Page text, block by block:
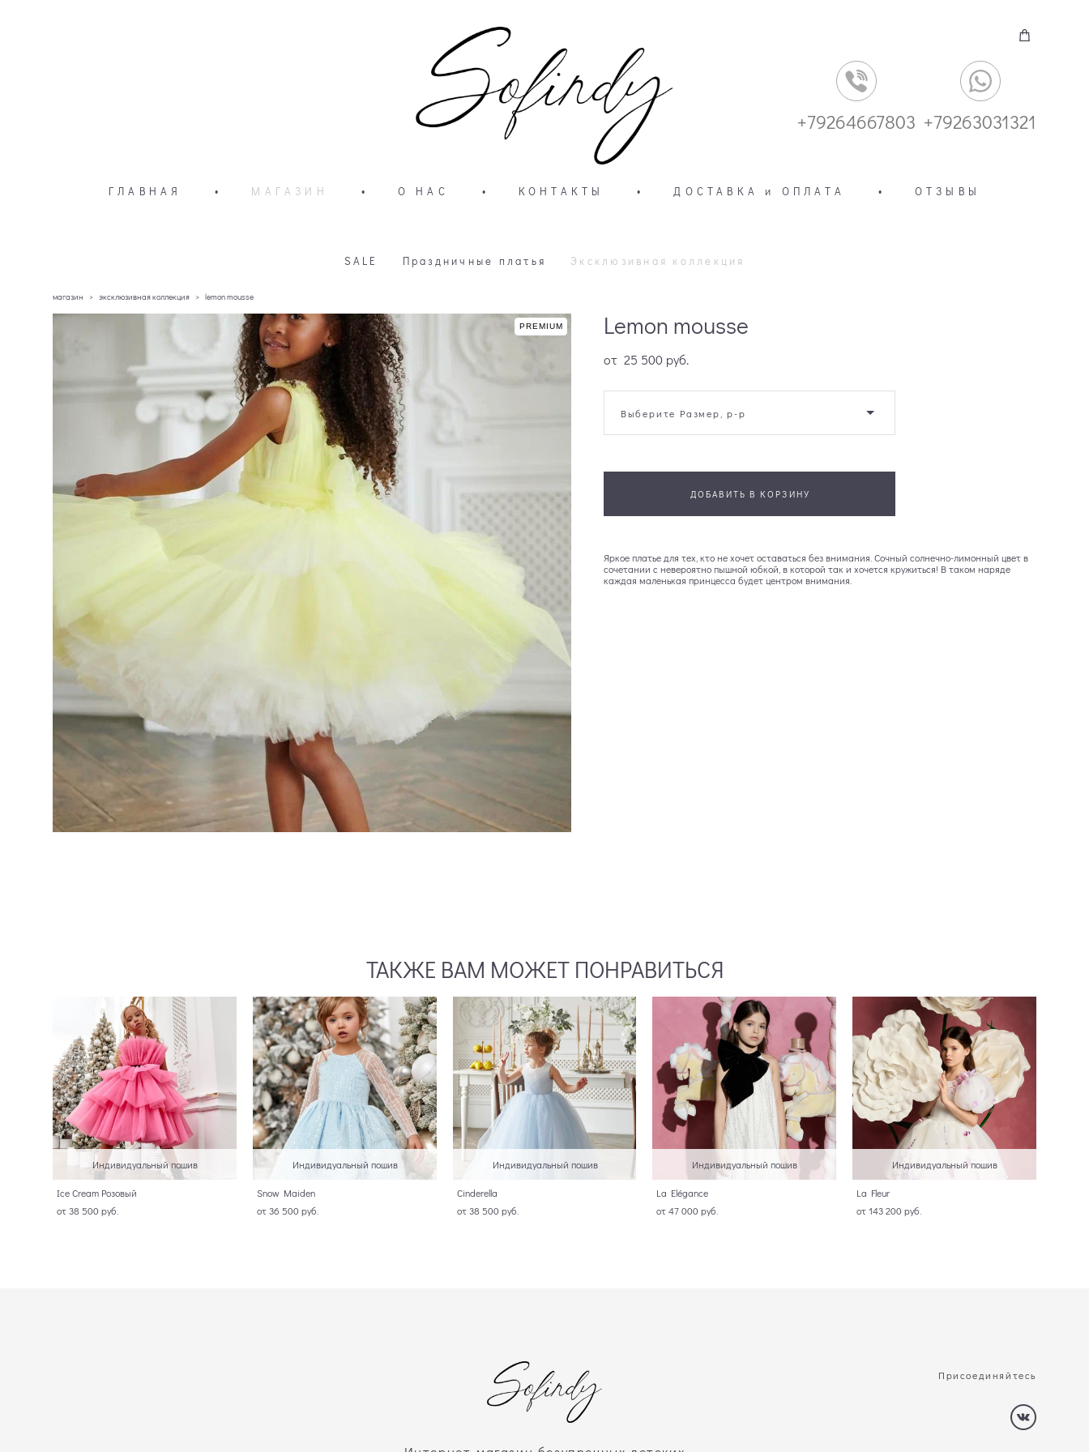
+79264667803 +79263031321
ГЛАВНАЯ • МАГАЗИН • О НАС • КОНТАКТЫ • ДОСТАВКА и ОПЛАТА • ОТЗЫВЫ
SALE Праздничные платья Эксклюзивная коллекция
магазин > эксклюзивная коллекция > lemon mousse
PREMIUM Lemon mousse
от 25 500 pуб.
Выберите Размер, р-р
ДОБАВИТЬ В КОРЗИНУ
Яркое платье для тех, кто не хочет оставаться без внимания. Сочный солнечно-лимонный цвет в
сочетании с невероятно пышной юбкой, в которой так и хочется кружиться! В таком наряде
каждая маленькая принцесса будет центром внимания.
ТАКЖЕ ВАМ МОЖЕТ ПОНРАВИТЬСЯ
Индивидуальный пошив
Ice Cream Розовый
от 38 500 pуб.
Индивидуальный пошив
Snow Maiden
от 36 500 pуб.
Индивидуальный пошив
Cinderella
от 38 500 pуб.
Индивидуальный пошив
La Elégance
от 47 000 pуб.
Индивидуальный пошив
La Fleur
от 143 200 pуб.
Присоединяйтесь